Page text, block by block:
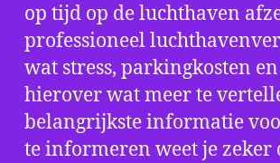
op tijd op de luchthaven
professioneel
wat stress, parkingkosten
hierover wat meer te
belangrijkste informatie
te informeren weet je